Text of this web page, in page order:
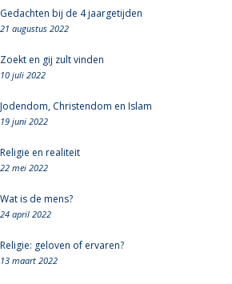
Gedachten bij de 4 jaargetijden
21 augustus 2022
Zoekt en gij zult vinden
10 juli 2022
Jodendom, Christendom en Islam
19 juni 2022
Religie en realiteit
22 mei 2022
Wat is de mens?
24 april 2022
Religie: geloven of ervaren?
13 maart 2022